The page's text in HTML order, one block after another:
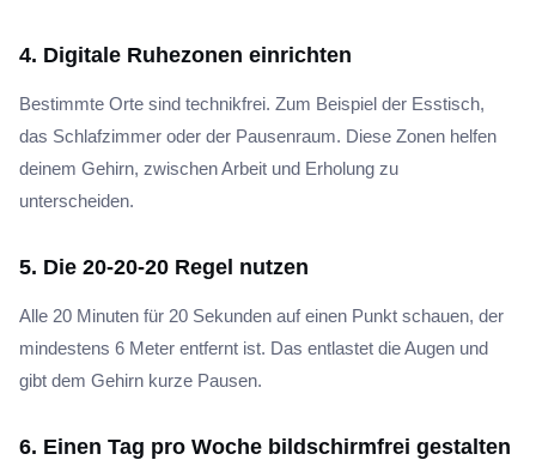
4. Digitale Ruhezonen einrichten
Bestimmte Orte sind technikfrei. Zum Beispiel der Esstisch,
das Schlafzimmer oder der Pausenraum. Diese Zonen helfen
deinem Gehirn, zwischen Arbeit und Erholung zu
unterscheiden.
5. Die 20-20-20 Regel nutzen
Alle 20 Minuten für 20 Sekunden auf einen Punkt schauen, der
mindestens 6 Meter entfernt ist. Das entlastet die Augen und
gibt dem Gehirn kurze Pausen.
6. Einen Tag pro Woche bildschirmfrei gestalten